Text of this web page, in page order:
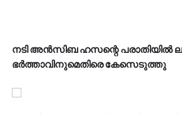
നടി അൻസിബ ഹസന്റെ പരാതിയിൽ
ഭർത്താവിനുമെതിരെ കേസെടുത്തു